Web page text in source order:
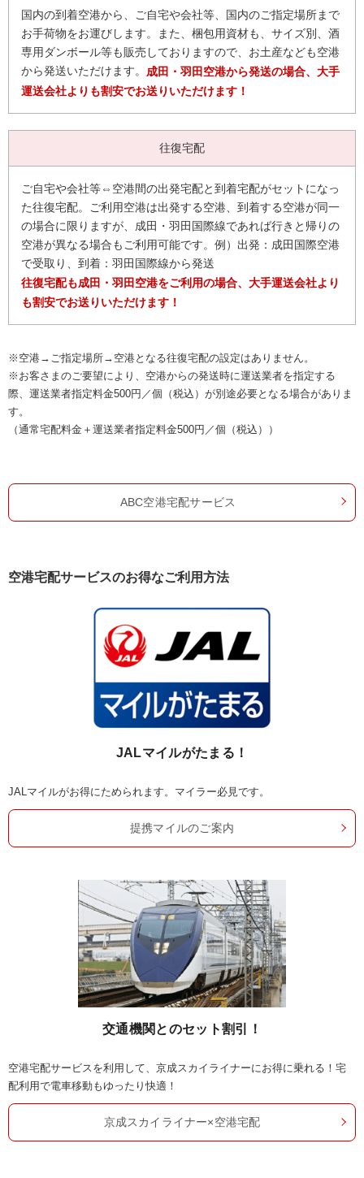
国内の到着空港から、ご自宅や会社等、国内のご指定場所まで
お手荷物をお運びします。また、梱包用資材も、サイズ別、酒
専用ダンボール等も販売しておりますので、お土産なども空港
から発送いただけます。 成田・羽田空港から発送の場合、大手
運送会社よりも割安でお送りいただけます！
ご自宅や会社等⇔空港間の出発宅配と到着宅配がセットになっ
た往復宅配。ご利用空港は出発する空港、到着する空港が同一
の場合に限りますが、成田・羽田国際線であれば行きと帰りの
空港が異なる場合もご利用可能です。例）出発：成田国際空港
で受取り、到着：羽田国際線から発送
往復宅配も成田・羽田空港をご利用の場合、大手運送会社より
も割安でお送りいただけます！
※空港→ご指定場所→空港となる往復宅配の設定はありません。
※お客さまのご要望により、空港からの発送時に運送業者を指定する
際、運送業者指定料金500円／個（税込）が別途必要となる場合がありま
す。
（通常宅配料金＋運送業者指定料金500円／個（税込））
ABC空港宅配サービス
空港宅配サービスのお得なご利用方法
JALマイルがたまる！
JALマイルがお得にためられます。マイラー必見です。
提携マイルのご案内
交通機関とのセット割引！
空港宅配サービスを利用して、京成スカイライナーにお得に乗れる！宅
配利用で電車移動もゆったり快適！
京成スカイライナー×空港宅配